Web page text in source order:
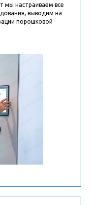
мы настраиваем все
выводим на
порошковой